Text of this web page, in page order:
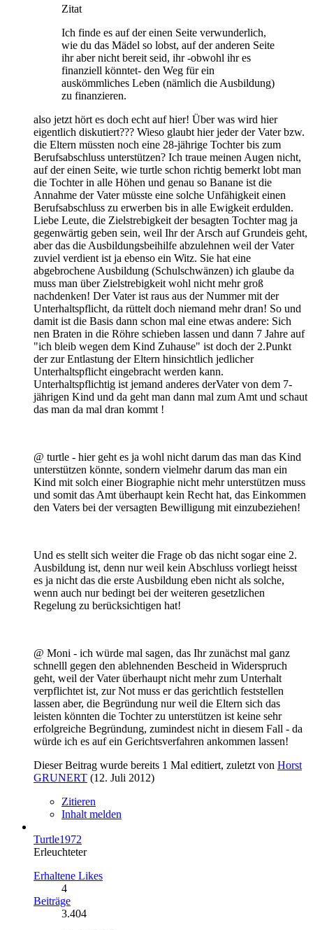
Zitat
Ich finde es auf der einen Seite verwunderlich,
wie du das Mädel so lobst, auf der anderen Seite
ihr aber nicht bereit seid, ihr -obwohl ihr es
finanziell könntet- den Weg für ein
auskömmliches Leben (nämlich die Ausbildung)
zu finanzieren.
also jetzt hört es doch echt auf hier! Über was wird hier
eigentlich diskutiert??? Wieso glaubt hier jeder der Vater bzw.
die Eltern müssten noch eine 28-jährige Tochter bis zum
Berufsabschluss unterstützen? Ich traue meinen Augen nicht,
auf der einen Seite, wie turtle schon richtig bemerkt lobt man
die Tochter in alle Höhen und genau so Banane ist die
Annahme der Vater müsste eine solche Unfähigkeit einen
Berufsabschluss zu erwerben bis in alle Ewigkeit erdulden.
Liebe Leute, die Zielstrebigkeit der besagten Tochter mag ja
gegenwärtig geben sein, weil Ihr der Arsch auf Grundeis geht,
aber das die Ausbildungsbeihilfe abzulehnen weil der Vater
zuviel verdient ist ja ebenso ein Witz. Sie hat eine
abgebrochene Ausbildung (Schulschwänzen) ich glaube da
muss man über Zielstrebigkeit wohl nicht mehr groß
nachdenken! Der Vater ist raus aus der Nummer mit der
Unterhaltspflicht, da rüttelt doch niemand mehr dran! So und
damit ist die Basis dann schon mal eine etwas andere: Sich
nen Braten in die Röhre schieben lassen und dann 7 Jahre auf
"ich bleib wegen dem Kind Zuhause" ist doch der 2.Punkt
der zur Entlastung der Eltern hinsichtlich jedlicher
Unterhaltspflicht eingebracht werden kann.
Unterhaltspflichtig ist jemand anderes derVater von dem 7-
jährigen Kind und da geht man dann mal zum Amt und schaut
das man da mal dran kommt !
@ turtle - hier geht es ja wohl nicht darum das man das Kind
unterstützen könnte, sondern vielmehr darum das man ein
Kind mit solch einer Biographie nicht mehr unterstützen muss
und somit das Amt überhaupt kein Recht hat, das Einkommen
den Vaters bei der versagten Bewilligung mit einzubeziehen!
Und es stellt sich weiter die Frage ob das nicht sogar eine 2.
Ausbildung ist, denn nur weil kein Abschluss vorliegt heisst
es ja nicht das die erste Ausbildung eben nicht als solche,
wenn auch nur bedingt bei der weiteren gesetzlichen
Regelung zu berücksichtigen hat!
@ Moni - ich würde mal sagen, das Ihr zunächst mal ganz
schnelll gegen den ablehnenden Bescheid in Widerspruch
geht, weil der Vater überhaupt nicht mehr zum Unterhalt
verpflichtet ist, zur Not muss er das gerichtlich feststellen
lassen aber, die Begründung nur weil die Eltern sich das
leisten könnten die Tochter zu unterstützen ist keine sehr
erfolgreiche Begründung, zumindest nicht in diesem Fall - da
würde ich es auf ein Gerichtsverfahren ankommen lassen!
Dieser Beitrag wurde bereits 1 Mal editiert, zuletzt von Horst
GRUNERT (12. Juli 2012)
Zitieren
Inhalt melden
Turtle1972
Erleuchteter
Erhaltene Likes
4
Beiträge
3.404